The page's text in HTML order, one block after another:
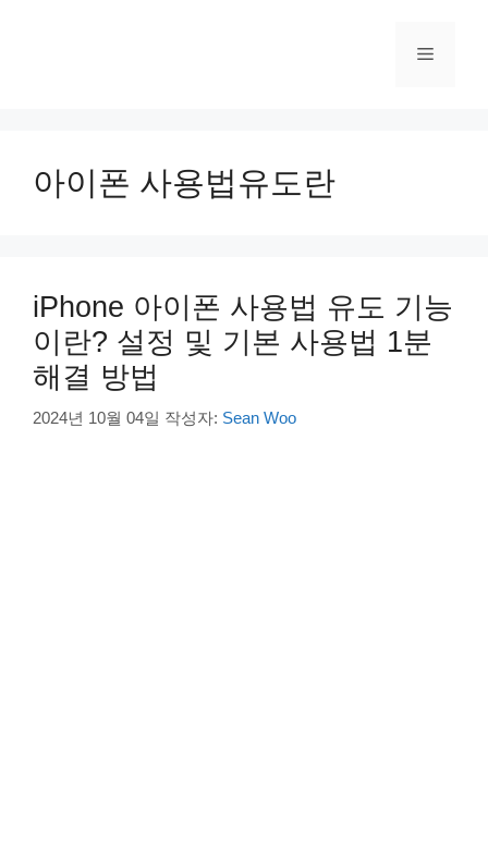
메
아이폰 사용법유도란
iPhone 아이폰 사용법 유도 기능
이란? 설정 및 기본 사용법 1분
해결 방법
2024년 10월 04일 작성자: Sean Woo